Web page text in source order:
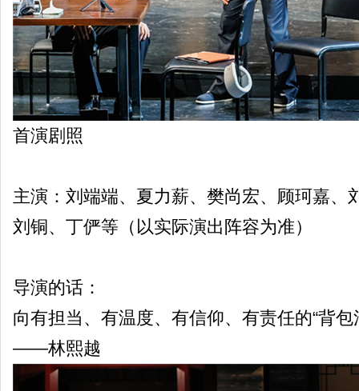
首演剧照
主演：刘端端、夏力薪、樊尚宏、顾珂嘉、
刘铜、丁俨等（以实际演出阵容为准）
导演的话：
向有担当、有温度、有信仰、有责任的“背包
——林熙越